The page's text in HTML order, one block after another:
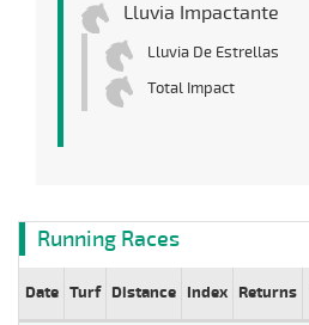
Lluvia Impactante
Lluvia De Estrellas
Total Impact
Running Races
Date Turf Distance Index Returns